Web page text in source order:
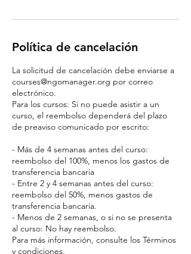
Política de cancelación
La solicitud de cancelación debe enviarse a
courses@ngomanager.org por correo
electrónico.
Para los cursos: Si no puede asistir a un
curso, el reembolso dependerá del plazo
de preaviso comunicado por escrito:
- Más de 4 semanas antes del curso:
reembolso del 100%, menos los gastos de
transferencia bancaria
- Entre 2 y 4 semanas antes del curso:
reembolso del 50%, menos gastos de
transferencia bancaria.
- Menos de 2 semanas, o si no se presenta
al curso: No hay reembolso.
Para más información, consulte los Términos
y condiciones.